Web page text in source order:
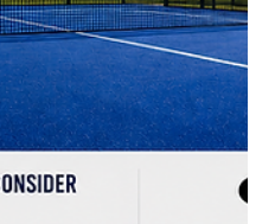
инвесторов, спортивных
последнее десятилетие падель
спорта с ракетками в один
спорта в Европе. Страны
в современные объекты
Благодаря молодому
спортивной культуре и